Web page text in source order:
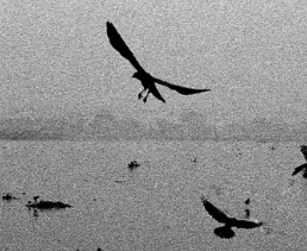
RADHA KUND